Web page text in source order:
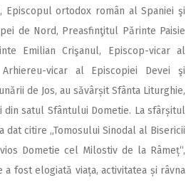
Episcopul ortodox român al Spaniei şi
de Nord, Preasfinţitul Părinte Paisie
Emilian Crişanul, Episcop-vicar al
vicar al Episcopiei Devei şi
de Jos, au săvârșit Sfânta Liturghie,
satul Sfântului Dometie. La sfârșitul
citire „Tomosului Sinodal al Bisericii
Dometie cel Milostiv de la Râmeț“,
fost elogiată viața, activitatea și râvna